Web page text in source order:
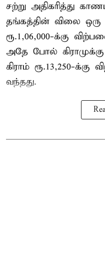
சற்று அதிகரித்து
தங்கத்தின் விலை ஒரு
ரூ.1,06,000-க்கு
அதே போல்
கிராம் ரூ.13,250-
வந்தது.